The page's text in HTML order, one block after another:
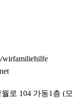
wirfamiliehilfe
로 104 가동1층 (